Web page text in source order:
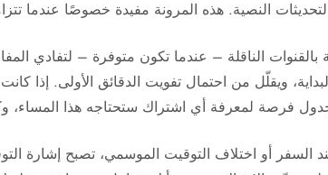
بالقنوات الناقلة – عندما تكون متوفرة – لتفادي
ويقلّل من احتمال تفويت الدقائق الأولى. إذا
السفر أو اختلاف التوقيت الموسمي، تصبح إشارة